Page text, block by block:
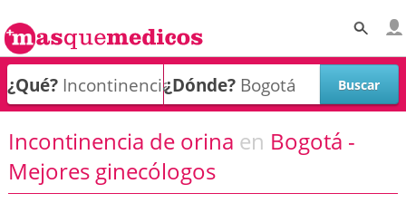
¿Qué? ¿Dónde?
Incontinencia de orina en Bogotá -
Mejores ginecólogos